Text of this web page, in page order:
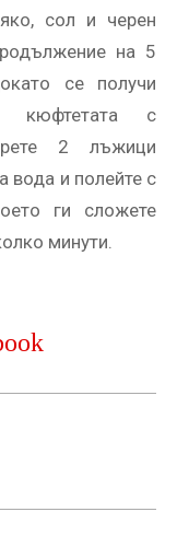
сол и черен
на 5
се получи
кюфтетата с
2 лъжици
вода и полейте с
ги сложете
минути.